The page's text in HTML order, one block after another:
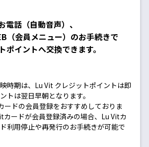
電話（自動音声）、
（会員メニュー）のお手続きで
ポイントへ交換できます。
時期は、Lu Vit クレジットポイントは即
トは翌日早朝となります。
ドの会員登録をおすすめしておりま
カードが会員登録済みの場合、Lu Vitカ
利用停止や再発行のお手続きが可能で